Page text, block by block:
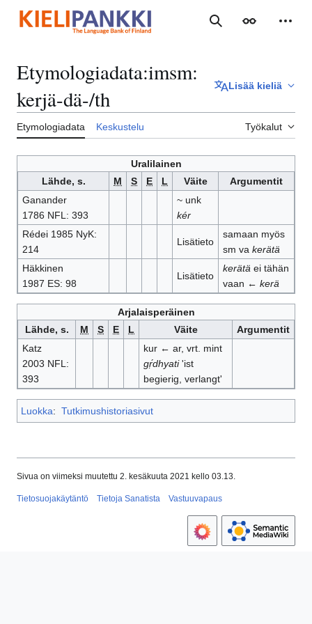
sisältöön
Haku Ulkoasu
Etymologiadata:imsm:
kerjä-dä-/th
Lisää kieliä
Etymologiadata Keskustelu Työkalut
Uralilainen
Lähde, s.
M S E L Väite
Argumentit
Ganander
1786 NFL: 393
~ unk
kér
Rédei 1985 NyK:
214
Lisätieto
samaan myös
sm va kerätä
Häkkinen
1987 ES: 98
Lisätieto
kerätä ei tähän
vaan ← kerä
Arjalaisperäinen
Lähde, s.
M S E L Väite
Argumentit
Katz
2003 NFL:
393
kur ← ar, vrt. mint
gṛ́dhyati'ist
begierig, verlangt'
Luokka: Tutkimushistoriasivut
Sivua on viimeksi muutettu 2. kesäkuuta 2021 kello 03.13.
Tietosuojakäytäntö Tietoja Sanatista Vastuuvapaus